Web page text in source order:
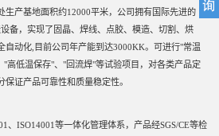
生产基地面积约12000平米，公司拥有国际先进的
备，实现了固晶、焊线、点胶、模造、切割、烘
自动化,目前公司年产能到达3000KK。可进行"常温
高低温保存"、"回流焊"等试验项目，对各类产品定
证产品可靠性和质量稳定性。
ISO14001等一体化管理体系，产品经SGS/CE等检